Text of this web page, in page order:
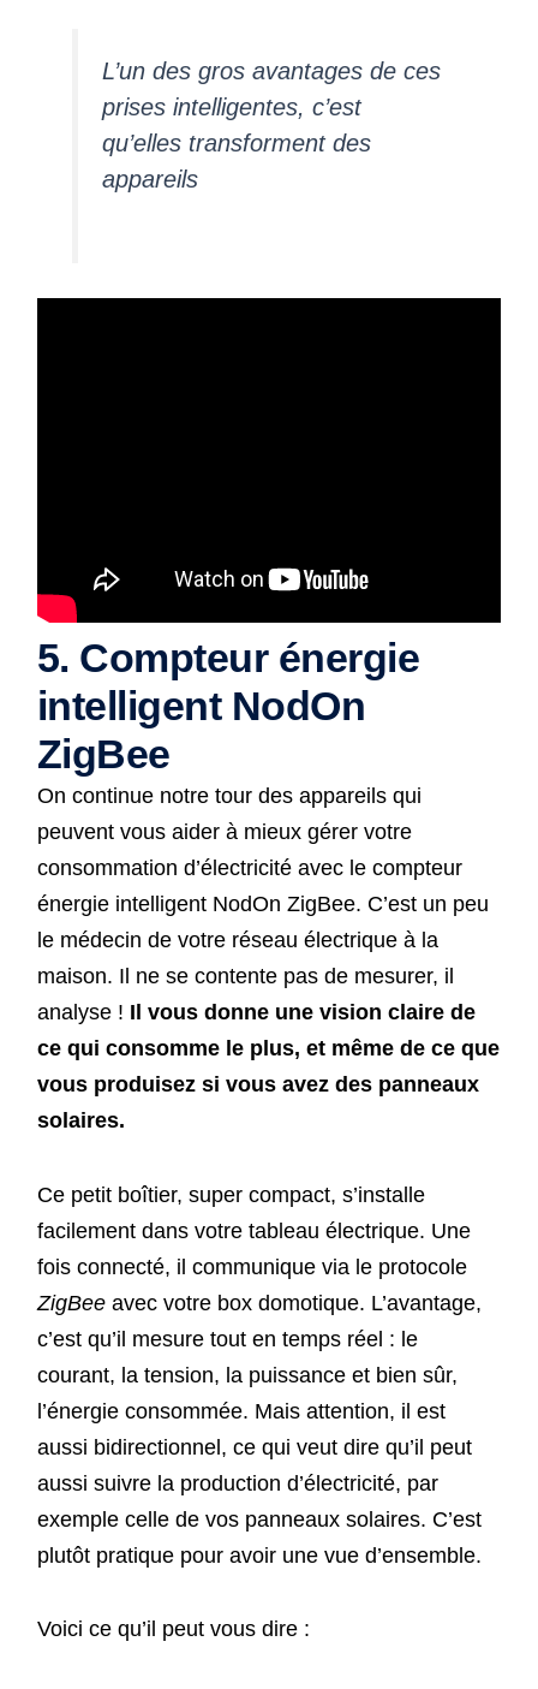
L’un des gros avantages de ces
prises intelligentes, c’est
qu’elles transforment des
appareils
5. Compteur énergie
intelligent NodOn
ZigBee
On continue notre tour des appareils qui
peuvent vous aider à mieux gérer votre
consommation d’électricité avec le compteur
énergie intelligent NodOn ZigBee. C’est un peu
le médecin de votre réseau électrique à la
maison. Il ne se contente pas de mesurer, il
analyse ! Il vous donne une vision claire de
ce qui consomme le plus, et même de ce que
vous produisez si vous avez des panneaux
solaires.
Ce petit boîtier, super compact, s’installe
facilement dans votre tableau électrique. Une
fois connecté, il communique via le protocole
ZigBeeavec votre box domotique. L’avantage,
c’est qu’il mesure tout en temps réel : le
courant, la tension, la puissance et bien sûr,
l’énergie consommée. Mais attention, il est
aussi bidirectionnel, ce qui veut dire qu’il peut
aussi suivre la production d’électricité, par
exemple celle de vos panneaux solaires. C’est
plutôt pratique pour avoir une vue d’ensemble.
Voici ce qu’il peut vous dire :